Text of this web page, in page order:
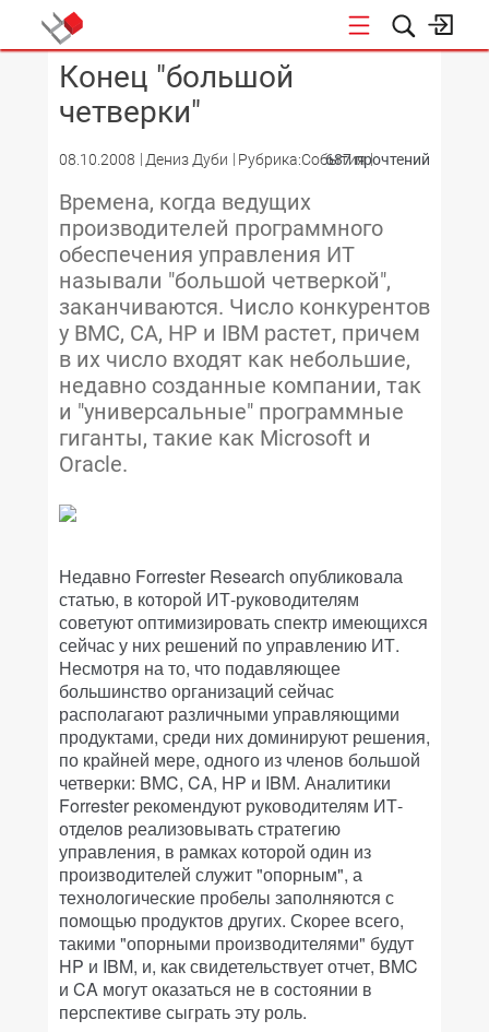
КОНФЕРЕНЦИИ
Конец "большой
четверки"
08.10.2008 Дениз Дуби Рубрика:События687 прочтений
Времена, когда ведущих
производителей программного
обеспечения управления ИТ
называли "большой четверкой",
заканчиваются. Число конкурентов
у BMC, CA, HP и IBM растет, причем
в их число входят как небольшие,
недавно созданные компании, так
и "универсальные" программные
гиганты, такие как Microsoft и
Oracle.
Недавно Forrester Research опубликовала
статью, в которой ИТ-руководителям
советуют оптимизировать спектр имеющихся
сейчас у них решений по управлению ИТ.
Несмотря на то, что подавляющее
большинство организаций сейчас
располагают различными управляющими
продуктами, среди них доминируют решения,
по крайней мере, одного из членов большой
четверки: BMC, CA, HP и IBM. Аналитики
Forrester рекомендуют руководителям ИТ-
отделов реализовывать стратегию
управления, в рамках которой один из
производителей служит "опорным", а
технологические пробелы заполняются с
помощью продуктов других. Скорее всего,
такими "опорными производителями" будут
HP и IBM, и, как свидетельствует отчет, BMC
и CA могут оказаться не в состоянии в
перспективе сыграть эту роль.